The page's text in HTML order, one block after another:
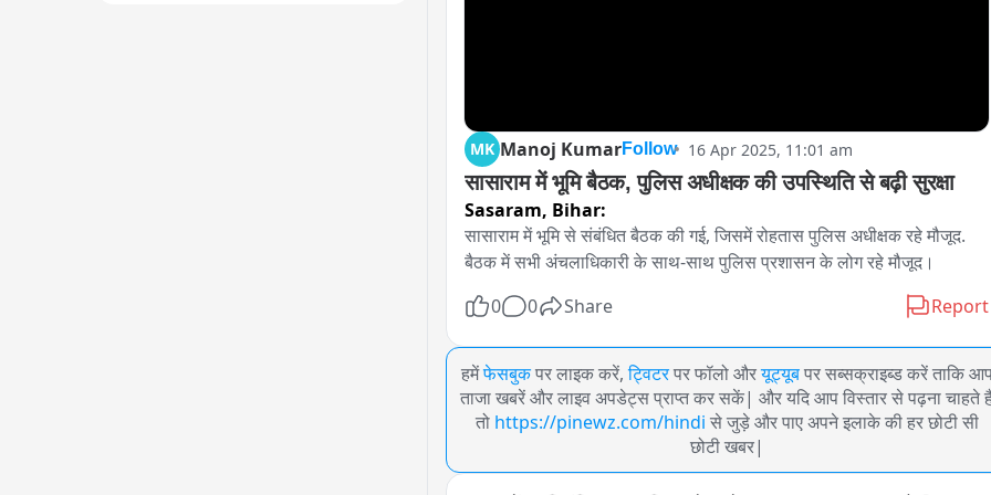
MK Manoj KumarFollow 16 Apr 2025, 11:01 am
सासाराम में भूमि बैठक, पुलिस अधीक्षक की उपस्थिति से बढ़ी सुरक्षा
Sasaram, Bihar:
सासाराम में भूमि से संबंधित बैठक की गई, जिसमें रोहतास पुलिस अधीक्षक रहे मौजूद.
बैठक में सभी अंचलाधिकारी के साथ-साथ पुलिस प्रशासन के लोग रहे मौजूद।
0
0 Share Report
हमेंफेसबुक पर लाइक करें, ट्विटर पर फॉलो औरयूट्यूब पर सब्सक्राइब्ड करें ताकि
ताजा खबरें और लाइव अपडेट्स प्राप्त कर सकें| और यदि आप विस्तार से पढ़ना चाहते
तो https://pinewz.com/hindi से जुड़े और पाए अपने इलाके की हर छोटी सी
छोटी खबर|